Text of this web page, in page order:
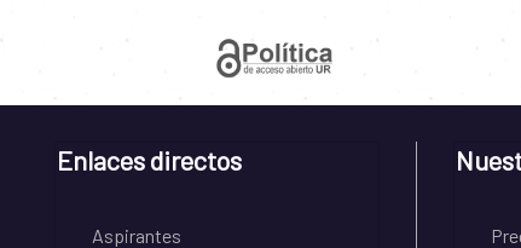
Enlaces directos
Aspirantes